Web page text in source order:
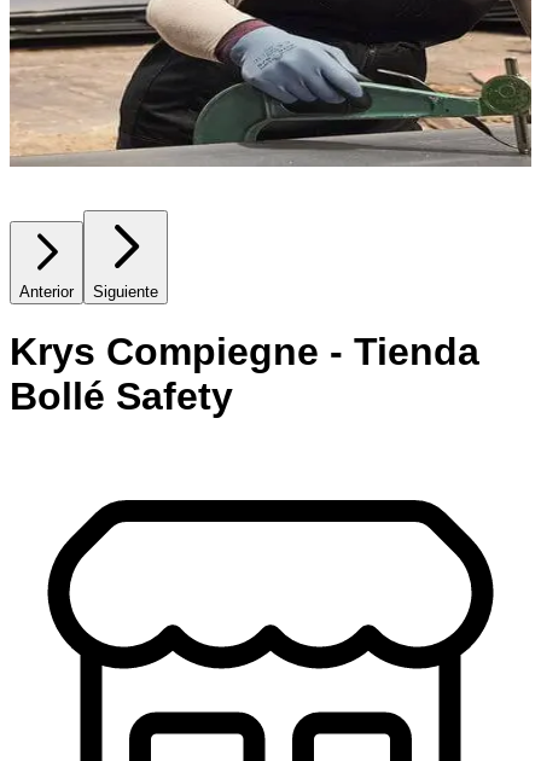
Anterior Siguiente
Krys Compiegne - Tienda
Bollé Safety